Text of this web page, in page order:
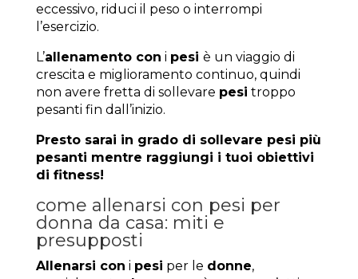
eccessivo, riduci il peso o interrompi
l’esercizio.
L’allenamento con i pesi è un viaggio di
crescita e miglioramento continuo, quindi
non avere fretta di sollevare pesi troppo
pesanti fin dall’inizio.
Presto sarai in grado di sollevare pesi più
pesanti mentre raggiungi i tuoi obiettivi
di fitness!
come allenarsi con pesi per
donna da casa: miti e
presupposti
Allenarsi con i pesi per le donne,